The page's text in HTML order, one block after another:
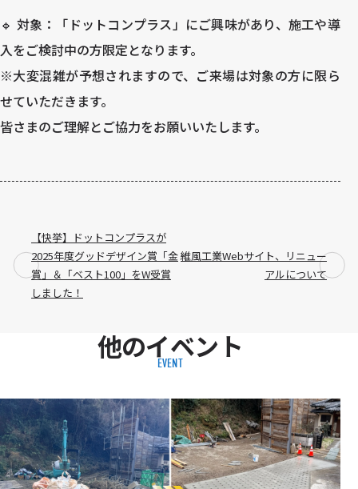
🔹 対象：「ドットコンプラス」にご興味があり、施工や導
入をご検討中の方限定となります。
※大変混雑が予想されますので、ご来場は対象の方に限ら
せていただきます。
皆さまのご理解とご協力をお願いいたします。
【快挙】ドットコンプラスが
2025年度グッドデザイン賞「金
賞」＆「ベスト100」をW受賞
しました！
維風工業Webサイト、リニュー
アルについて
他のイベント
EVENT